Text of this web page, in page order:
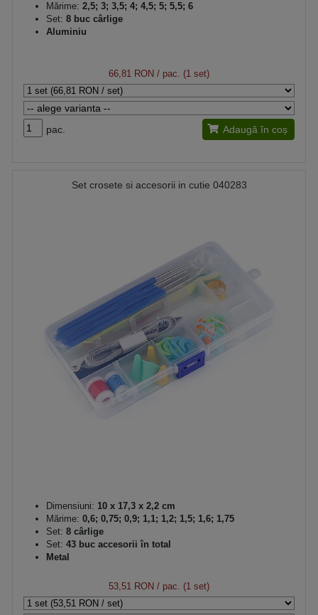
Mărime: 2,5; 3; 3,5; 4; 4,5; 5; 5,5; 6
Set: 8 buc cârlige
Aluminiu
66,81 RON / pac. (1 set)
pac. Adaugă în coș
Set crosete si accesorii in cutie 040283
Dimensiuni: 10 x 17,3 x 2,2 cm
Mărime: 0,6; 0,75; 0,9; 1,1; 1,2; 1,5; 1,6; 1,75
Set: 8 cârlige
Set: 43 buc accesorii în total
Metal
53,51 RON / pac. (1 set)